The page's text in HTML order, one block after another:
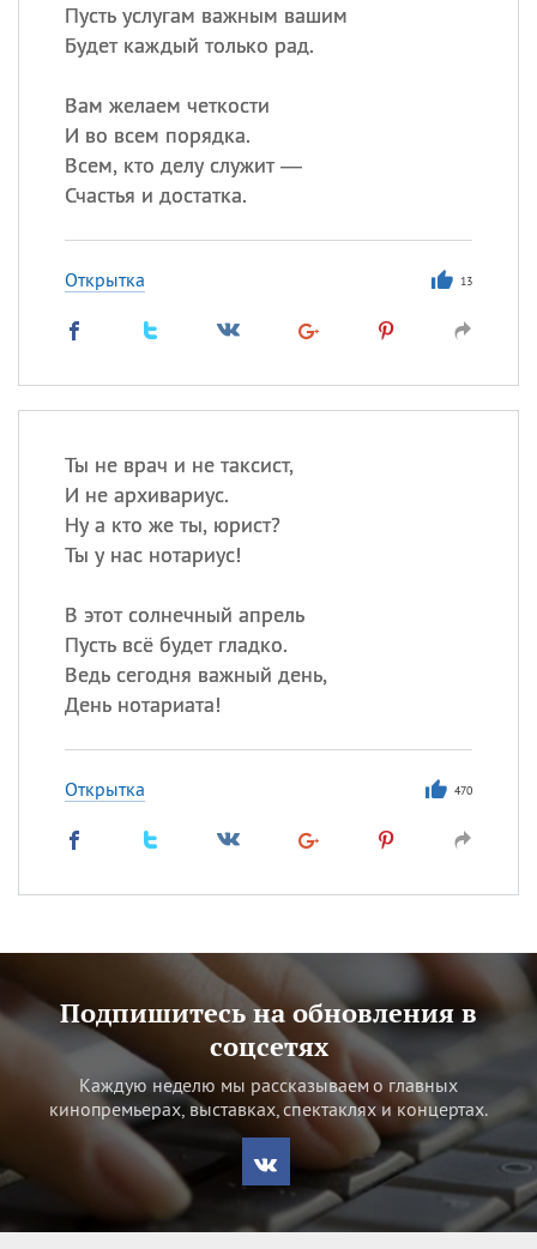
Пусть услугам важным вашим
Будет каждый только рад.
Вам желаем четкости
И во всем порядка.
Всем, кто делу служит —
Счастья и достатка.
Открытка 13
Ты не врач и не таксист,
И не архивариус.
Ну а кто же ты, юрист?
Ты у нас нотариус!
В этот солнечный апрель
Пусть всё будет гладко.
Ведь сегодня важный день,
День нотариата!
Открытка 470
Подпишитесь на обновления в
соцсетях
Каждую неделю мы рассказываем о главных
кинопремьерах, выставках, спектаклях и концертах.